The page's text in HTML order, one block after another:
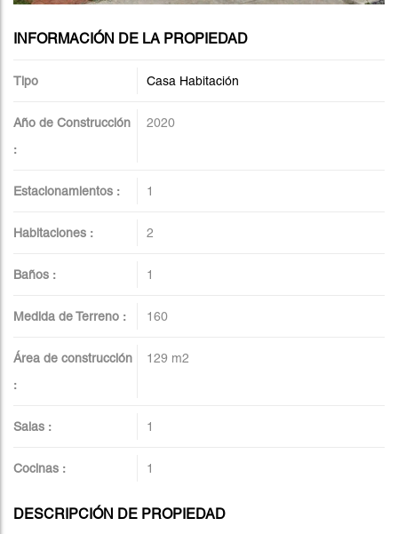
INFORMACIÓN DE LA PROPIEDAD
Tipo Casa Habitación
Año de Construcción
:
2020
Estacionamientos : 1
Habitaciones : 2
Baños : 1
Medida de Terreno : 160
Área de construcción
:
129 m2
Salas : 1
Cocinas : 1
DESCRIPCIÓN DE PROPIEDAD